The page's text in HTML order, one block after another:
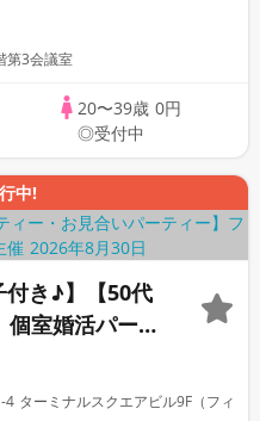
第3会議室
20〜39歳 0円
◎受付中
中!
付き♪】【50代
室婚活パーテ
トナー探し♪
ターミナルスクエアビル9F（フィ